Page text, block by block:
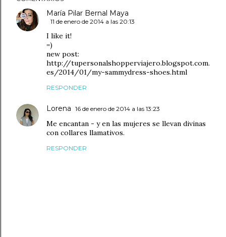
María Pilar Bernal Maya
11 de enero de 2014 a las 20:13
I like it!
=)
new post:
http://tupersonalshopperviajero.blogspot.com.
es/2014/01/my-sammydress-shoes.html
RESPONDER
Lorena 16 de enero de 2014 a las 13:23
Me encantan - y en las mujeres se llevan divinas
con collares llamativos.
RESPONDER